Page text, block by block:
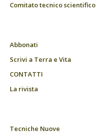
Comitato tecnico scientifico
Abbonati
Scrivi a Terra e Vita
CONTATTI
La rivista
Tecniche Nuove